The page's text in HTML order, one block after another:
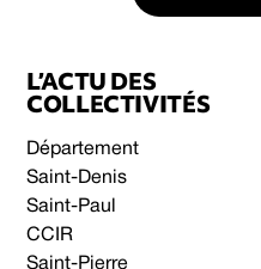
L’ACTU DES
COLLECTIVITÉS
Département
Saint-Denis
Saint-Paul
CCIR
Saint-Pierre